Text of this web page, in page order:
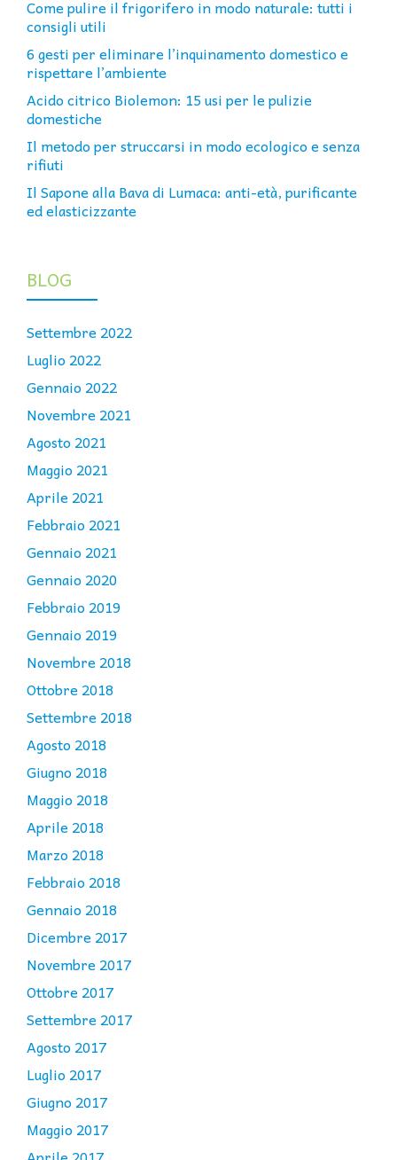
Come pulire il frigorifero in modo naturale: tutti i
consigli utili
6 gesti per eliminare l’inquinamento domestico e
rispettare l’ambiente
Acido citrico Biolemon: 15 usi per le pulizie
domestiche
Il metodo per struccarsi in modo ecologico e senza
rifiuti
Il Sapone alla Bava di Lumaca: anti-età, purificante
ed elasticizzante
BLOG
Settembre 2022
Luglio 2022
Gennaio 2022
Novembre 2021
Agosto 2021
Maggio 2021
Aprile 2021
Febbraio 2021
Gennaio 2021
Gennaio 2020
Febbraio 2019
Gennaio 2019
Novembre 2018
Ottobre 2018
Settembre 2018
Agosto 2018
Giugno 2018
Maggio 2018
Aprile 2018
Marzo 2018
Febbraio 2018
Gennaio 2018
Dicembre 2017
Novembre 2017
Ottobre 2017
Settembre 2017
Agosto 2017
Luglio 2017
Giugno 2017
Maggio 2017